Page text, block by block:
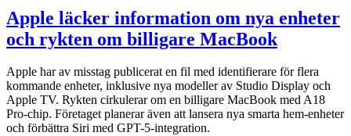
Apple läcker information om nya enheter
och rykten om billigare MacBook
Apple har av misstag publicerat en fil med identifierare för flera
kommande enheter, inklusive nya modeller av Studio Display och
Apple TV. Rykten cirkulerar om en billigare MacBook med A18
Pro-chip. Företaget planerar även att lansera nya smarta hem-enheter
och förbättra Siri med GPT-5-integration.